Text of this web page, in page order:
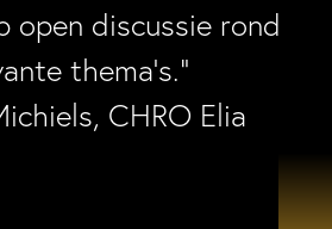
open discussie rond
thema’s.”
CHRO Elia